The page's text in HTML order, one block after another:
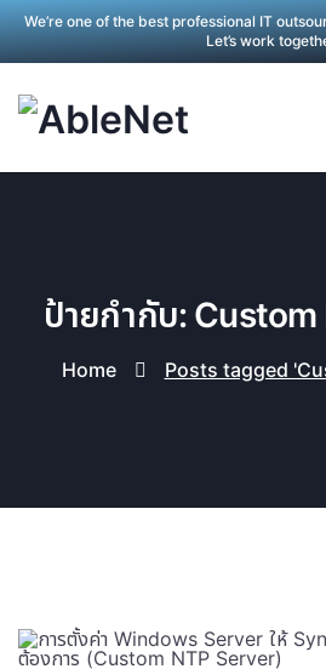
We’re one of the best professional IT
Let’s work
ป้ายกำกับ: Custom
Home Posts tagged